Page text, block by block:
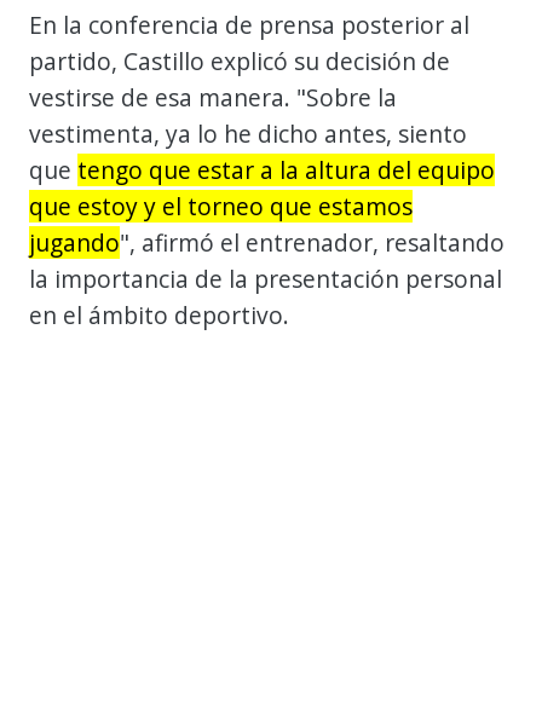
En la conferencia de prensa posterior al
partido, Castillo explicó su decisión de
vestirse de esa manera. "Sobre la
vestimenta, ya lo he dicho antes, siento
que tengo que estar a la altura del equipo
que estoy y el torneo que estamos
jugando", afirmó el entrenador, resaltando
la importancia de la presentación personal
en el ámbito deportivo.